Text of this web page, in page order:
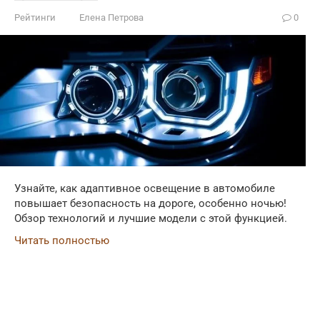
Рейтинги Елена Петрова 0
Узнайте, как адаптивное освещение в автомобиле
повышает безопасность на дороге, особенно ночью!
Обзор технологий и лучшие модели с этой функцией.
Читать полностью